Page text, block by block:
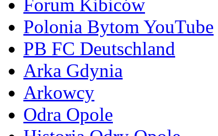
Forum Kibiców
Polonia Bytom YouTube
PB FC Deutschland
Arka Gdynia
Arkowcy
Odra Opole